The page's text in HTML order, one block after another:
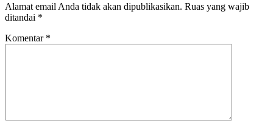
Alamat email Anda tidak akan dipublikasikan. Ruas yang wajib
ditandai *
Komentar *